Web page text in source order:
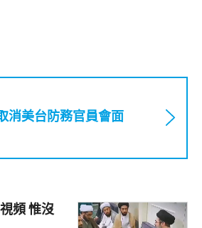
消美台防務官員會面
惟沒